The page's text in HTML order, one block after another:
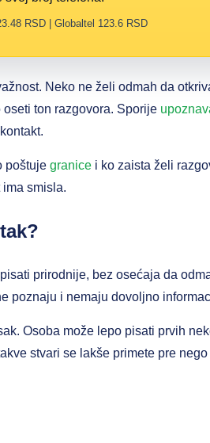
RSD | Globaltel 123.6 RSD
Neko ne želi odmah da
ton razgovora. Sporije
poštuje granice i ko zaista želi
smisla.
prirodnije, bez osećaja da
poznaju i nemaju dovoljno
Osoba može lepo pisati prvih
stvari se lakše primete pre